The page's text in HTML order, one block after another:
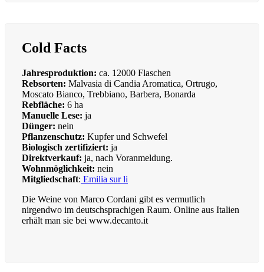
Cold Facts
Jahresproduktion: ca. 12000 Flaschen
Rebsorten: Malvasia di Candia Aromatica, Ortrugo,
Moscato Bianco, Trebbiano, Barbera, Bonarda
Rebfläche: 6 ha
Manuelle Lese: ja
Dünger: nein
Pflanzenschutz: Kupfer und Schwefel
Biologisch zertifiziert: ja
Direktverkauf: ja, nach Voranmeldung.
Wohnmöglichkeit: nein
Mitgliedschaft: Emilia sur li
Die Weine von Marco Cordani gibt es vermutlich
nirgendwo im deutschsprachigen Raum. Online aus Italien
erhält man sie bei www.decanto.it